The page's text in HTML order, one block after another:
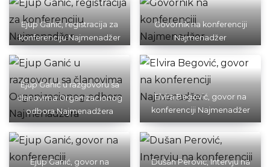
Ejup Ganić, registracija za
konferenciju Najmenadžer
Govornik na konferenciji
Najmenadžer
Ejup Ganić u razgovoru sa
članovima Organizacionog
odbora Najmenadžera
Elvira Begović, govor na
konferenciji Najmenadžer
Ejup Ganić, govor na
Dušan Perović, Intervju na